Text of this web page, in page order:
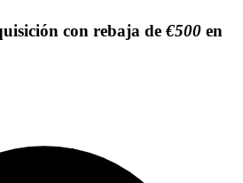
con rebaja de €500 en